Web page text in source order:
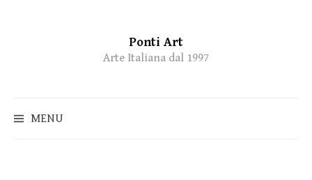
Ponti Art
Arte Italiana dal 1997
MENU